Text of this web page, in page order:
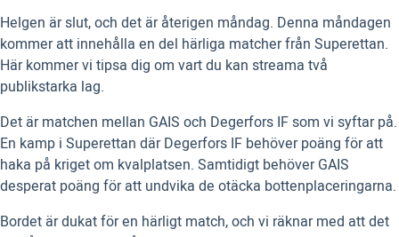
Helgen är slut, och det är återigen måndag. Denna måndagen
kommer att innehålla en del härliga matcher från Superettan.
Här kommer vi tipsa dig om vart du kan streama två
publikstarka lag.
Det är matchen mellan GAIS och Degerfors IF som vi syftar på.
En kamp i Superettan där Degerfors IF behöver poäng för att
haka på kriget om kvalplatsen. Samtidigt behöver GAIS
desperat poäng för att undvika de otäcka bottenplaceringarna.
Bordet är dukat för en härligt match, och vi räknar med att det